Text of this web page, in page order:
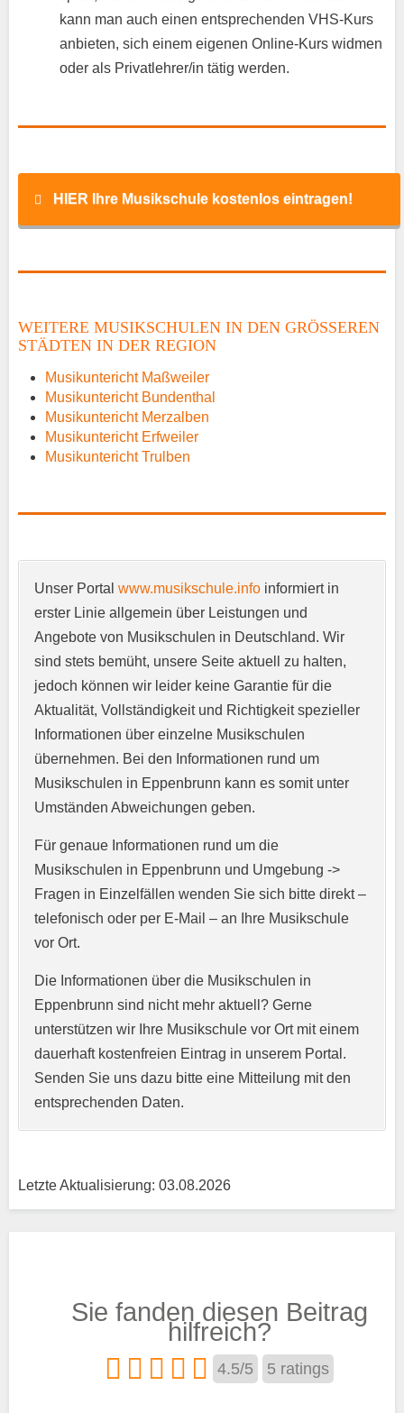
kann man auch einen entsprechenden VHS-Kurs
anbieten, sich einem eigenen Online-Kurs widmen
oder als Privatlehrer/in tätig werden.
HIER Ihre Musikschule kostenlos eintragen!
Anschrift
E-Mail-Adresse*
Kurzprofil der Musikschule*
Trägertyp*
WEITERE MUSIKSCHULEN IN DEN GRÖSSEREN S
TÄDTEN IN DER REGION
Musikuntericht Maßweiler
Musikuntericht Bundenthal
Musikuntericht Merzalben
Musikuntericht Erfweiler
Musikuntericht Trulben
Unser Portal www.musikschule.info informiert in
erster Linie allgemein über Leistungen und
Angebote von Musikschulen in Deutschland. Wir
sind stets bemüht, unsere Seite aktuell zu halten,
jedoch können wir leider keine Garantie für die
Aktualität, Vollständigkeit und Richtigkeit spezieller
Informationen über einzelne Musikschulen
übernehmen. Bei den Informationen rund um
Musikschulen in Eppenbrunn kann es somit unter
Umständen Abweichungen geben.
Für genaue Informationen rund um die
Musikschulen in Eppenbrunn und Umgebung ->
Fragen in Einzelfällen wenden Sie sich bitte direkt –
telefonisch oder per E-Mail – an Ihre Musikschule
vor Ort.
Die Informationen über die Musikschulen in
Eppenbrunn sind nicht mehr aktuell? Gerne
unterstützen wir Ihre Musikschule vor Ort mit einem
dauerhaft kostenfreien Eintrag in unserem Portal.
Senden Sie uns dazu bitte eine Mitteilung mit den
entsprechenden Daten.
Letzte Aktualisierung: 03.08.2026
Sie fanden diesen Beitrag
hilfreich?
4.5/5 5 ratings